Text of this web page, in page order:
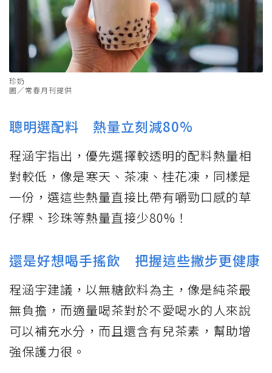
珍奶
圖／常春月刊提供
聰明選配料 熱量立刻減80%
程涵宇指出，優先選擇較透明的配料熱量相
對較低，像是寒天、茶凍、桂花凍，同樣是
一份，選這些熱量直接比帶有嚼勁口感的草
仔粿、珍珠等熱量直接少80%！
還是好想喝手搖飲 把握這些撇步更健康
程涵宇建議，以無糖飲料為主，像是純茶最
無負擔，而適量喝茶對於不愛喝水的人來說
可以補充水分，而且還含有兒茶素，幫助增
強保護力很。